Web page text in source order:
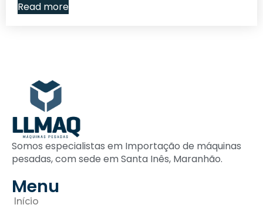
Read more
Somos especialistas em Importação de máquinas
pesadas, com sede em Santa Inês, Maranhão.
Menu
Início